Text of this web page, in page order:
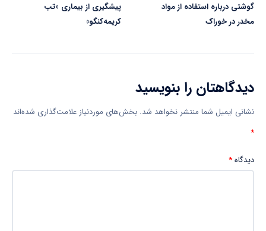
گوشتی درباره استفاده از مواد
مخدر در خوراک
پیشگیری از بیماری «تب
کریمه‌کنگو»
دیدگاهتان را بنویسید
نشانی ایمیل شما منتشر نخواهد شد. بخش‌های موردنیاز علامت‌گذاری شده‌اند
*
دیدگاه*